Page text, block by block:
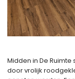
Midden in De
door vrolijk